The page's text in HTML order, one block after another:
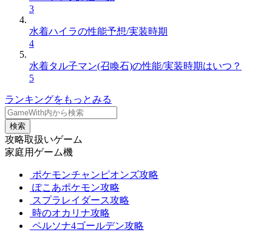
3
水着ハイラの性能予想/実装時期
4
水着タル子マン(召喚石)の性能/実装時期はいつ？
5
ランキングをもっとみる
検索
攻略取扱いゲーム
家庭用ゲーム機
ポケモンチャンピオンズ攻略
ぽこあポケモン攻略
スプラレイダース攻略
時のオカリナ攻略
ペルソナ4ゴールデン攻略